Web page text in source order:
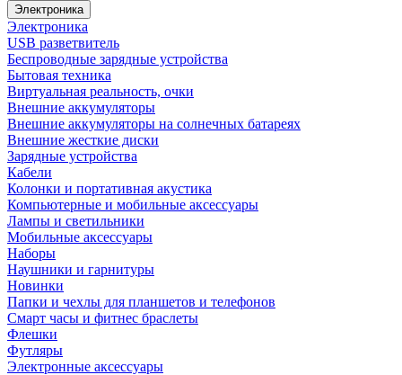
Электроника
Электроника
USB разветвитель
Беспроводные зарядные устройства
Бытовая техника
Виртуальная реальность, очки
Внешние аккумуляторы
Внешние аккумуляторы на солнечных батареях
Внешние жесткие диски
Зарядные устройства
Кабели
Колонки и портативная акустика
Компьютерные и мобильные аксессуары
Лампы и светильники
Мобильные аксессуары
Наборы
Наушники и гарнитуры
Новинки
Папки и чехлы для планшетов и телефонов
Смарт часы и фитнес браслеты
Флешки
Футляры
Электронные аксессуары